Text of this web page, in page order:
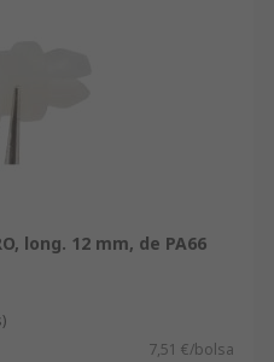
long. 12 mm, de PA66
7,51 €/bolsa